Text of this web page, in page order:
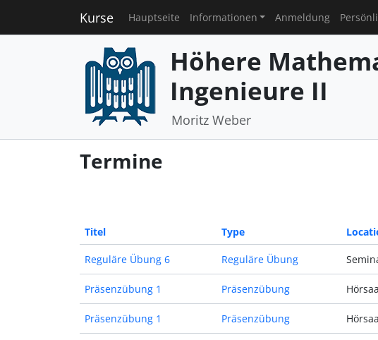
Kurse Hauptseite Informationen Anmeldung
Höhere
Ingenieure II
Moritz Weber
Termine
Titel Type
Reguläre Übung 6 Reguläre Übung
Präsenzübung 1 Präsenzübung
Präsenzübung 1 Präsenzübung